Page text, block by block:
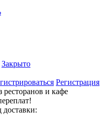
Закрыто
Регистрация
ресторанов и кафе